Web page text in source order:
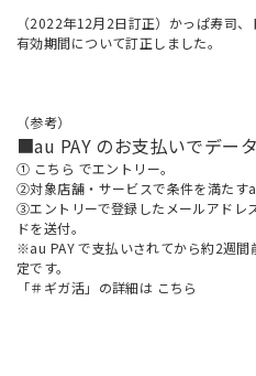
（2022年12月2日訂正）かっぱ寿司
有効期間について訂正しました。
（参考）
■au PAY のお支払いでデー
① こちら でエントリー。
②対象店舗・サービスで条件を満たす
③エントリーで登録したメールアドレ
ドを送付。
※au PAY で支払いされてから約2週
定です。
「＃ギガ活」の詳細は こちら